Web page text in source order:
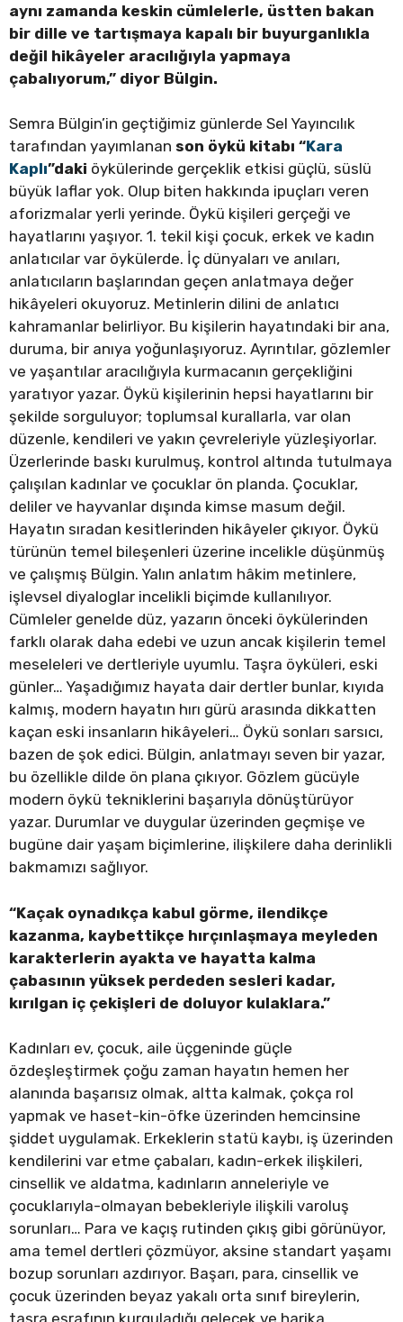
aynı zamanda keskin cümlelerle, üstten bakan
bir dille ve tartışmaya kapalı bir buyurganlıkla
değil hikâyeler aracılığıyla yapmaya
çabalıyorum,” diyor Bülgin.
Semra Bülgin’in geçtiğimiz günlerde Sel Yayıncılık
tarafından yayımlanan son öykü kitabı “Kara
Kaplı”daki öykülerinde gerçeklik etkisi güçlü, süslü
büyük laflar yok. Olup biten hakkında ipuçları veren
aforizmalar yerli yerinde. Öykü kişileri gerçeği ve
hayatlarını yaşıyor. 1. tekil kişi çocuk, erkek ve kadın
anlatıcılar var öykülerde. İç dünyaları ve anıları,
anlatıcıların başlarından geçen anlatmaya değer
hikâyeleri okuyoruz. Metinlerin dilini de anlatıcı
kahramanlar belirliyor. Bu kişilerin hayatındaki bir ana,
duruma, bir anıya yoğunlaşıyoruz. Ayrıntılar, gözlemler
ve yaşantılar aracılığıyla kurmacanın gerçekliğini
yaratıyor yazar. Öykü kişilerinin hepsi hayatlarını bir
şekilde sorguluyor; toplumsal kurallarla, var olan
düzenle, kendileri ve yakın çevreleriyle yüzleşiyorlar.
Üzerlerinde baskı kurulmuş, kontrol altında tutulmaya
çalışılan kadınlar ve çocuklar ön planda. Çocuklar,
deliler ve hayvanlar dışında kimse masum değil.
Hayatın sıradan kesitlerinden hikâyeler çıkıyor. Öykü
türünün temel bileşenleri üzerine incelikle düşünmüş
ve çalışmış Bülgin. Yalın anlatım hâkim metinlere,
işlevsel diyaloglar incelikli biçimde kullanılıyor.
Cümleler genelde düz, yazarın önceki öykülerinden
farklı olarak daha edebi ve uzun ancak kişilerin temel
meseleleri ve dertleriyle uyumlu. Taşra öyküleri, eski
günler… Yaşadığımız hayata dair dertler bunlar, kıyıda
kalmış, modern hayatın hırı gürü arasında dikkatten
kaçan eski insanların hikâyeleri… Öykü sonları sarsıcı,
bazen de şok edici. Bülgin, anlatmayı seven bir yazar,
bu özellikle dilde ön plana çıkıyor. Gözlem gücüyle
modern öykü tekniklerini başarıyla dönüştürüyor
yazar. Durumlar ve duygular üzerinden geçmişe ve
bugüne dair yaşam biçimlerine, ilişkilere daha derinlikli
bakmamızı sağlıyor.
“Kaçak oynadıkça kabul görme, ilendikçe
kazanma, kaybettikçe hırçınlaşmaya meyleden
karakterlerin ayakta ve hayatta kalma
çabasının yüksek perdeden sesleri kadar,
kırılgan iç çekişleri de doluyor kulaklara.”
Kadınları ev, çocuk, aile üçgeninde güçle
özdeşleştirmek çoğu zaman hayatın hemen her
alanında başarısız olmak, altta kalmak, çokça rol
yapmak ve haset-kin-öfke üzerinden hemcinsine
şiddet uygulamak. Erkeklerin statü kaybı, iş üzerinden
kendilerini var etme çabaları, kadın-erkek ilişkileri,
cinsellik ve aldatma, kadınların anneleriyle ve
çocuklarıyla-olmayan bebekleriyle ilişkili varoluş
sorunları… Para ve kaçış rutinden çıkış gibi görünüyor,
ama temel dertleri çözmüyor, aksine standart yaşamı
bozup sorunları azdırıyor. Başarı, para, cinsellik ve
çocuk üzerinden beyaz yakalı orta sınıf bireylerin,